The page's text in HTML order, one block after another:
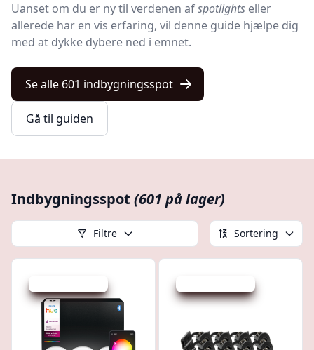
Uanset om du er ny til verdenen afspotlights eller
allerede har en vis erfaring, vil denne guide hjælpe dig
med at dykke dybere ned i emnet.
Se alle 601 indbygningsspot
Gå til guiden
Indbygningsspot (601 på lager)
Filtre Sortering